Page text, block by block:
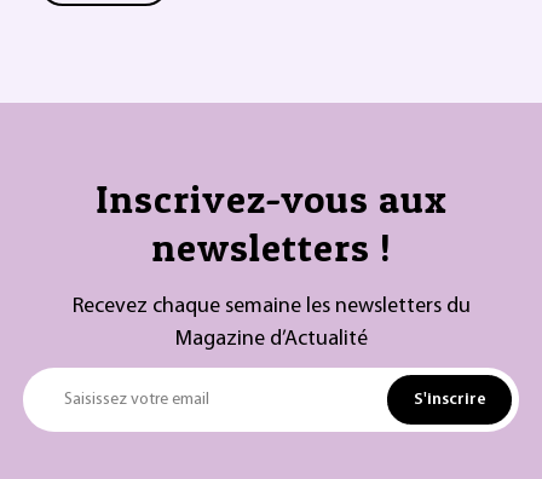
Inscrivez-vous aux
newsletters !
Recevez chaque semaine les newsletters du
Magazine d’Actualité
Saisissez votre email S'inscrire